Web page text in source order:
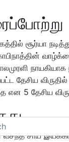
சூர்யா
தேசிய
என 5 தேசிய
சாய்